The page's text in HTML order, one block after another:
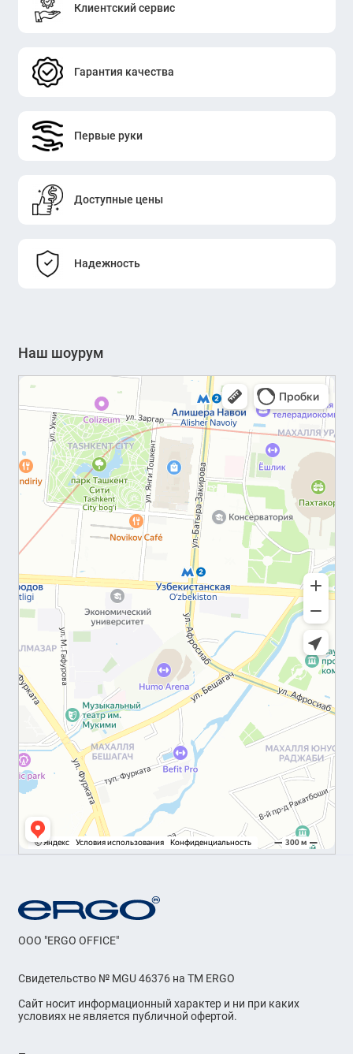
Клиентский сервис
Гарантия качества
Первые руки
Доступные цены
Надежность
Наш шоурум
OOO "ERGO OFFICE"
Свидетельство № MGU 46376 на ТМ ERGO
Сайт носит информационный характер и ни при каких
условиях не является публичной офертой.